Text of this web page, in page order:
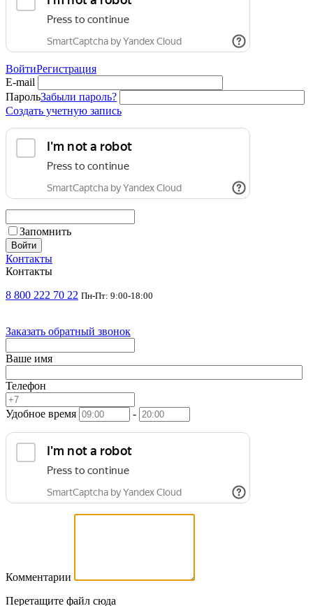
ВойтиРегистрация
E-mail
ПарольЗабыли пароль?
Создать учетную запись
Запомнить
Войти
Контакты
Контакты
8 800 222 70 22 Пн-Пт: 9:00-18:00
Заказать обратный звонок
Ваше имя
Телефон
Удобное время -
Комментарии
Перетащите файл сюда